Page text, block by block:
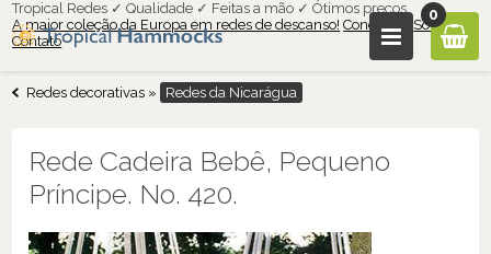
Tropical Redes ✓ Qualidade ✓ Feitas a mão ✓ Ótimos preços
A maior coleção da Europa em redes de descanso! Condições
Sobre nós
Contato
0
Redes decorativas » Redes da Nicarágua
Rede Cadeira Bebê, Pequeno
Príncipe. No. 420.